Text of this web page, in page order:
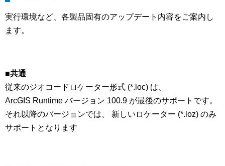
実行環境など、各製品固有のアップデート内容をご案内し
ます。
■共通
従来のジオコードロケーター形式 (*.loc) は、
ArcGIS Runtime バージョン 100.9 が最後のサポートです。
それ以降のバージョンでは、 新しいロケーター (*.loz) のみ
サポートとなります